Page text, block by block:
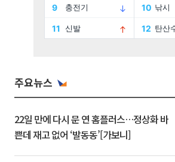
주요뉴스
22일 만에 다시 문 연 홈플러스…정상화 바
쁜데 재고 없어 ‘발동동’[가보니]